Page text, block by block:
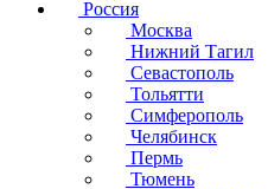
Россия
Москва
Нижний Тагил
Севастополь
Тольятти
Симферополь
Челябинск
Пермь
Тюмень